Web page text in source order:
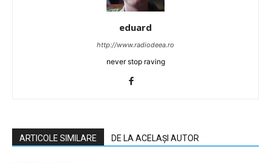
eduard
http://www.radiodeea.ro
never stop raving
ARTICOLE SIMILARE DE LA ACELAȘI AUTOR